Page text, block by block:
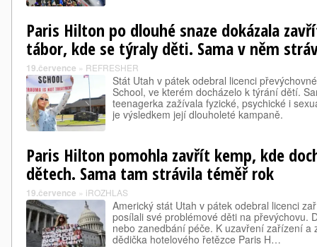
Paris Hilton po dlouhé snaze dokázala
tábor, kde se týraly děti. Sama v něm
19.července » REFRESHER
Stát Utah v pátek odebral licenci
School, ve kterém docházelo k týrání dětí.
teenagerka zažívala fyzické, psychické i
je výsledkem její dlouholeté kampaně.
Paris Hilton pomohla zavřít kemp, kde
dětech. Sama tam strávila téměř rok
19.července » iROZHLAS
Americký stát Utah v pátek odebral licenci
posílali své problémové děti na převýchovu.
nebo zanedbání péče. K uzavření zařízení a
dědička hotelového řetězce Paris H…